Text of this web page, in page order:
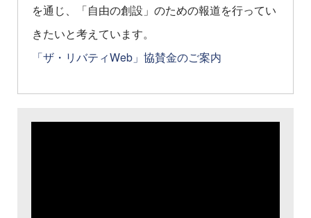
を通じ、「自由の創設」のための報道を行ってい
きたいと考えています。
「ザ・リバティWeb」協賛金のご案内